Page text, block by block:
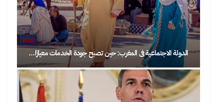
الدولة الاجتماعية في المغرب: حين تصبح جودة الخدمات معيارًا…